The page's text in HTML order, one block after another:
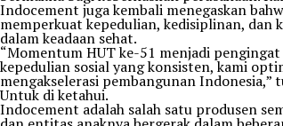
Indocement juga kembali menegaskan
memperkuat kepedulian, kedisiplinan, dan
dalam keadaan sehat.
“Momentum HUT ke-51 menjadi
kepedulian sosial yang konsisten, kami
mengakselerasi pembangunan
Untuk di ketahui.
Indocement adalah salah satu produsen